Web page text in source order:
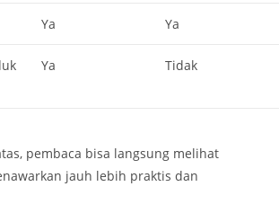
Ya Ya
Ya Tidak
pembaca bisa langsung melihat
jauh lebih praktis dan